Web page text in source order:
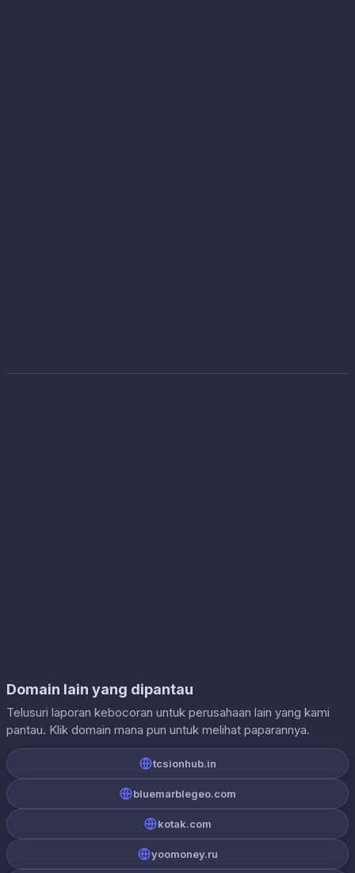
Domain lain yang dipantau
Telusuri laporan kebocoran untuk perusahaan lain yang kami
pantau. Klik domain mana pun untuk melihat paparannya.
tcsionhub.in
bluemarblegeo.com
kotak.com
yoomoney.ru